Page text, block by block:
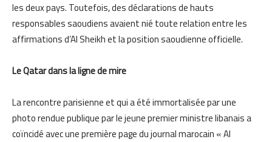
les deux pays. Toutefois, des déclarations de hauts
responsables saoudiens avaient nié toute relation entre les
affirmations d’Al Sheikh et la position saoudienne officielle.
Le Qatar dans la ligne de mire
La rencontre parisienne et qui a été immortalisée par une
photo rendue publique par le jeune premier ministre libanais a
coïncidé avec une première page du journal marocain « Al